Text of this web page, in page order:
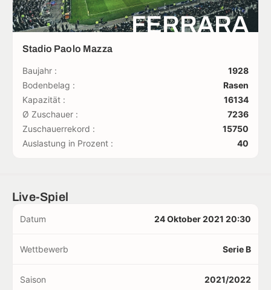
FERRARA
Stadio Paolo Mazza
Baujahr :
1928
Bodenbelag :
Rasen
Kapazität :
16134
Ø Zuschauer :
7236
Zuschauerrekord :
15750
Auslastung in Prozent :
40
Live-Spiel
Datum 24 Oktober 2021 20:30
Wettbewerb Serie B
Saison 2021/2022